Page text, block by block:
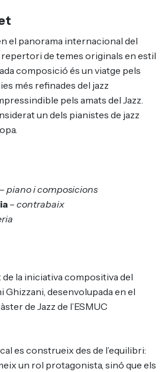
el panorama internacional del
repertori de temes originals en estil
composició és un viatge pels
més refinades del jazz
pels amats del Jazz.
un dels pianistes de jazz
– piano i composicions
– contrabaix
la iniciativa compositiva del
Ghizzani, desenvolupada en el
de Jazz de l’ESMUC
es construeix des de l’equilibri:
un rol protagonista, sinó que els